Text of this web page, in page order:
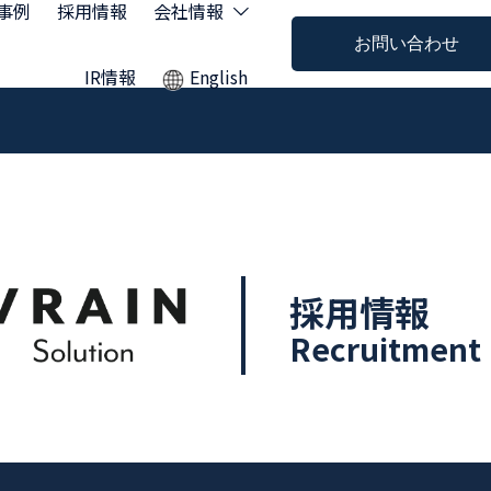
例 採用情報 会社情報
IR情報 English
お問い合わせ
採用情報